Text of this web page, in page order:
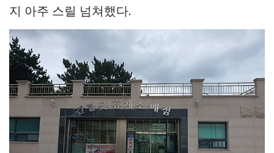
지 아주 스릴 넘쳐했다.